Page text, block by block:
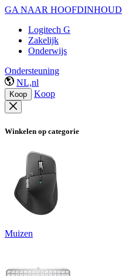
GA NAAR HOOFDINHOUD
Logitech G
Zakelijk
Onderwijs
Ondersteuning
NL,nl
Koop Koop
Winkelen op categorie
Muizen